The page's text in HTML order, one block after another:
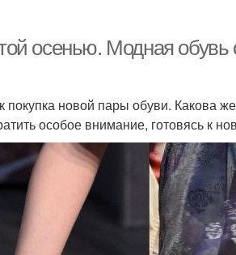
осенью. Модная обувь
покупка новой пары обуви. Какова
особое внимание, готовясь к